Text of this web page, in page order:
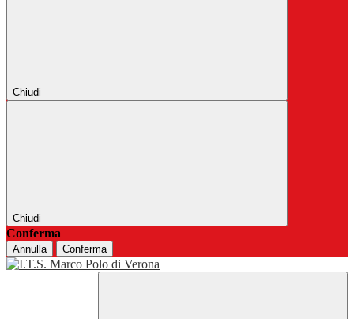
Chiudi
Chiudi
Conferma
Annulla Conferma